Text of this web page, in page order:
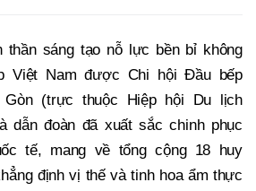
thần sáng tạo nỗ lực bền bỉ không
Việt Nam được Chi hội Đầu bếp
Gòn (trực thuộc Hiệp hội Du lịch
dẫn đoàn đã xuất sắc chinh phục
tế, mang về tổng cộng 18 huy
định vị thế và tinh hoa ẩm thực